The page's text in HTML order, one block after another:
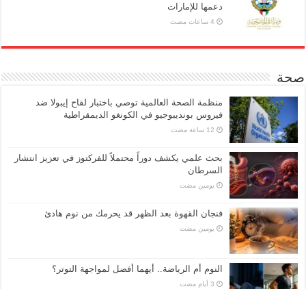
دعمها للإمارات
صحة
منظمة الصحة العالمية توصي باختبار لقاح إيبولا ضد
فيروس بونديبوجيو في الكونغو الديمقراطية
بحث علمي يكشف دوراً محتملاً للفركتوز في تعزيز انتشار
السرطان
‏يومين مضت
فنجان القهوة بعد الظهر قد يحرمك من نوم هادئ
‏يومين مضت
النوم أم الرياضة.. أيهما أفضل لمواجهة التوتر؟